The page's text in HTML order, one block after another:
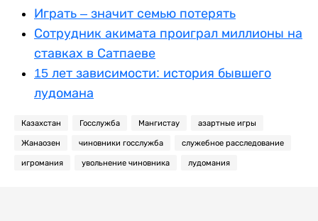
Играть – значит семью потерять
Сотрудник акимата проиграл миллионы на
ставках в Сатпаеве
15 лет зависимости: история бывшего
лудомана
Казахстан Госслужба Мангистау азартные игры
Жанаозен чиновники госслужба служебное расследование
игромания увольнение чиновника лудомания